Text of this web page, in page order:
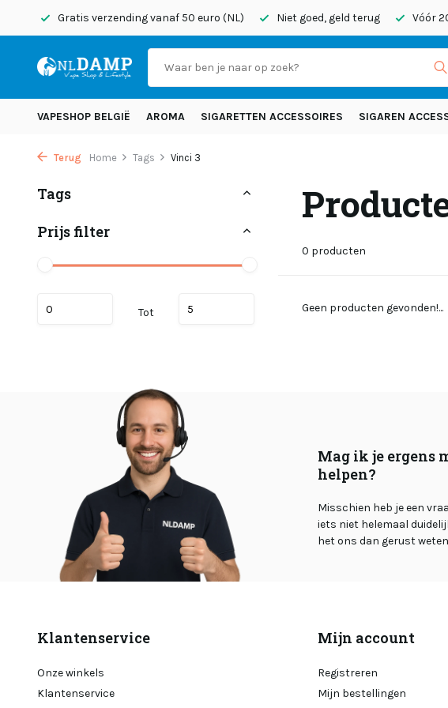
Gratis verzending vanaf 50 euro (NL) Niet goed, geld terug Vóór
VAPESHOP BELGIË AROMA SIGARETTEN ACCESSOIRES SIGAREN
Terug Home Tags Vinci 3
Tags
Prijs filter
Tot
0 producten
Geen producten gevonden!...
Mag ik je ergens
helpen?
Misschien heb je een
iets niet helemaal
het ons dan gerust
Klantenservice
Onze winkels
Klantenservice
Mijn account
Registreren
Mijn bestellingen